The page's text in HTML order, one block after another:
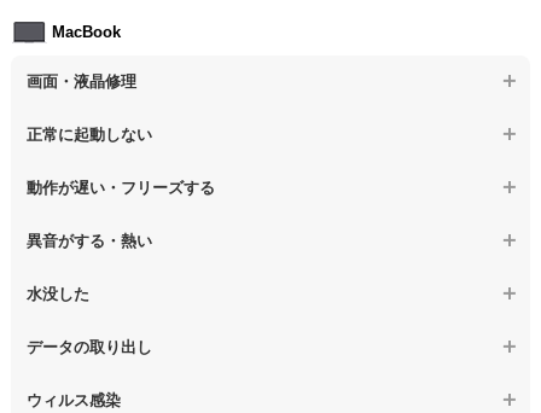
【ノートパソコン】ウィルス感染のその他の問題
【ノートパソコン】電源故障
【ノートパソコン】液晶ディスプレイ交換
【ノートパソコン】マザーボード修理
MacBook
画面・液晶修理
【macbook】画面の割れ・破損
かしい、チラつく等)
【macbook】症状が選択肢にない、よく分からない
正常に起動しない
【macbook】電源ボタンを押しても反応が無い
動作が遅い・フリーズする
異音がする・熱い
【macbook】パソコンから異音がする
水没した
【macbook】水没してパソコンが動かない
データの取り出し
【macbook】起動しないパソコンのデータを復旧
ウィルス感染